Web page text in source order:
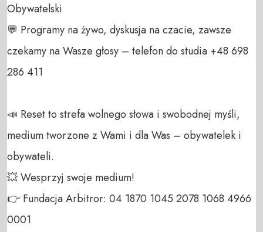
Obywatelski
💬 Programy na żywo, dyskusja na czacie, zawsze
czekamy na Wasze głosy – telefon do studia +48 698
286 411
📣 Reset to strefa wolnego słowa i swobodnej myśli,
medium tworzone z Wami i dla Was – obywatelek i
obywateli.
💥 Wesprzyj swoje medium!
👉 Fundacja Arbitror: 04 1870 1045 2078 1068 4966
0001